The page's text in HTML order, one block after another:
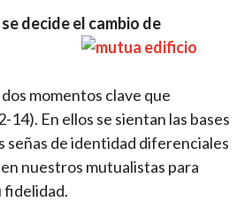
decide el cambio de
momentos clave que
En ellos se sientan las bases
señas de identidad diferenciales
nuestros mutualistas para
fidelidad.